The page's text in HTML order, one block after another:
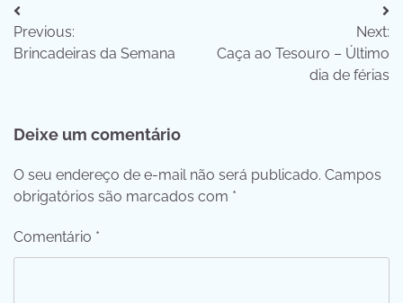
Navegação
de
Previous:
Brincadeiras da Semana
Next:
Caça ao Tesouro – Último
dia de férias
Deixe um comentário
O seu endereço de e-mail não será publicado. Campos
obrigatórios são marcados com *
Comentário *